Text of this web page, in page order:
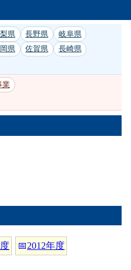
県 長野県
岐阜県
県 佐賀県
長崎県
業
📅2012年度